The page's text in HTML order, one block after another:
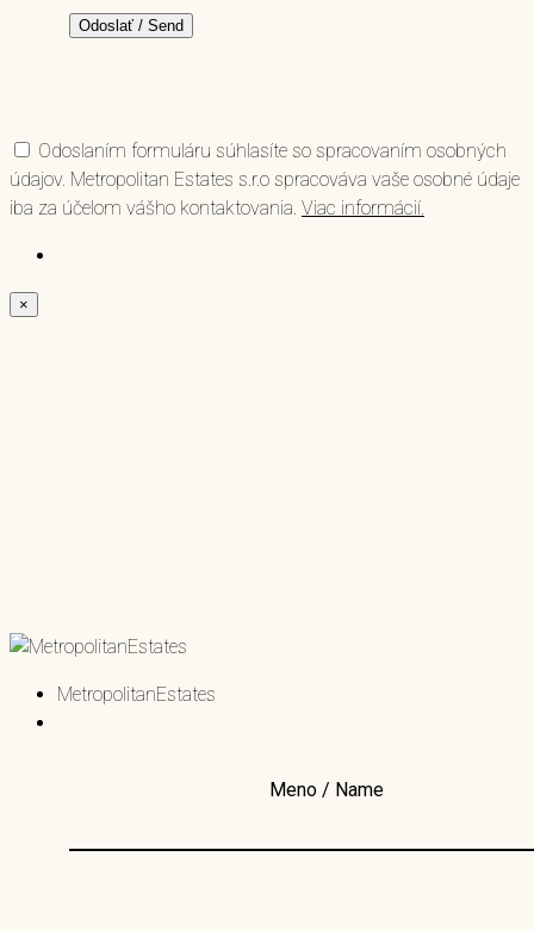
Odoslaním formuláru súhlasíte so spracovaním osobných
údajov. Metropolitan Estates s.r.o spracováva vaše osobné údaje
iba za účelom vášho kontaktovania. Viac informácií.
×
MetropolitanEstates
Meno / Name